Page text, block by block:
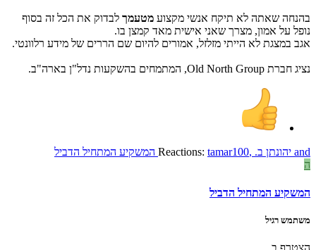
בהנחה שאתה לא תיקח אנשי מקצוע מטעמך לבדוק את הכל זה בסוף
נופל על אמון, מצרך שאני אישית מאד קמצן בו.
אגב במצגת לא הייתי מזלזל, אמורים להיום שם הררים של מידע רלוונטי.
נציג חברת Old North Group, המתמחים בהשקעות נדל"ן בארה"ב.
Reactions: tamar100, יהונתן ב. and
המשקיע המתחיל הדביל
ה
המשקיע המתחיל הדביל
משתמש רגיל
הצטרף ב